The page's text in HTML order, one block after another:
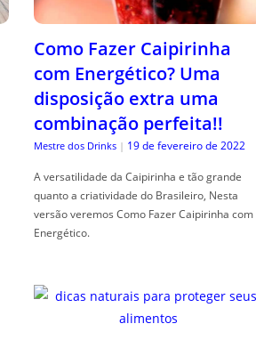
Como Fazer Caipirinha
com Energético? Uma
disposição extra uma
combinação perfeita!!
Mestre dos Drinks | 19 de fevereiro de 2022
A versatilidade da Caipirinha e tão grande
quanto a criatividade do Brasileiro, Nesta
versão veremos Como Fazer Caipirinha com
Energético.